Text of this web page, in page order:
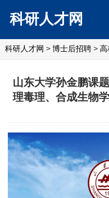
科研人才网
科研人才网 > 博士后招聘 > 高
山东大学孙金鹏课
理毒理、合成生物